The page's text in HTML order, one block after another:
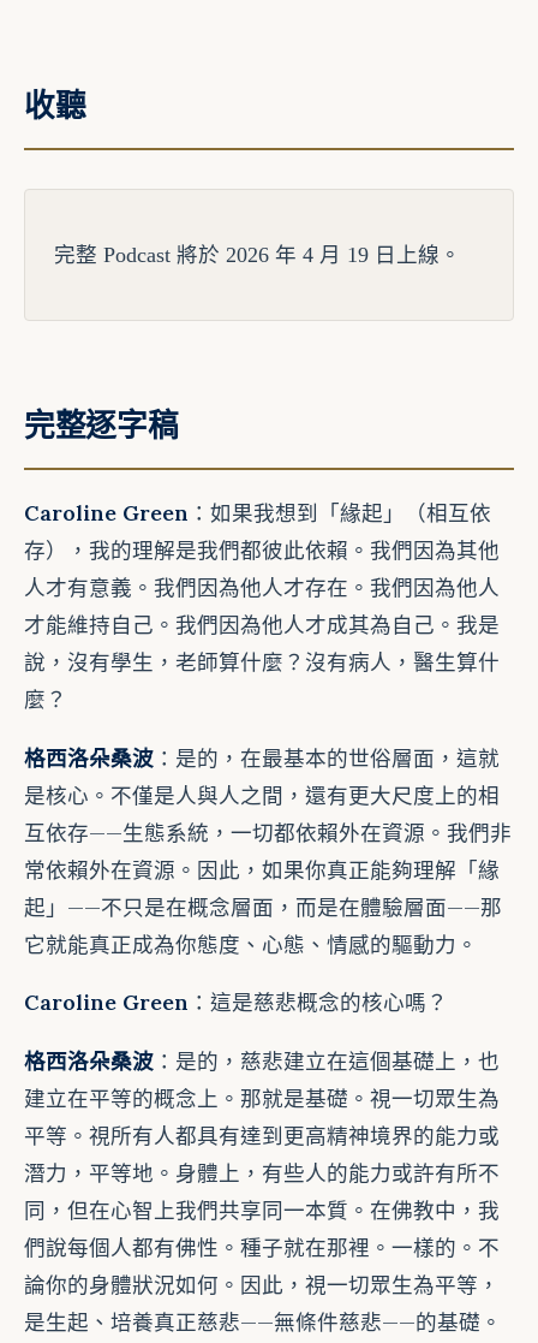
收聽
完整 Podcast 將於 2026 年 4 月 19 日上線。
完整逐字稿
Caroline Green ：如果我想到「緣起」（相互依
存），我的理解是我們都彼此依賴。我們因為其他
人才有意義。我們因為他人才存在。我們因為他人
才能維持自己。我們因為他人才成其為自己。我是
說，沒有學生，老師算什麼？沒有病人，醫生算什
麼？
格西洛朵桑波 ：是的，在最基本的世俗層面，這就
是核心。不僅是人與人之間，還有更大尺度上的相
互依存——生態系統，一切都依賴外在資源。我們非
常依賴外在資源。因此，如果你真正能夠理解「緣
起」——不只是在概念層面，而是在體驗層面——那
它就能真正成為你態度、心態、情感的驅動力。
Caroline Green ：這是慈悲概念的核心嗎？
格西洛朵桑波 ：是的，慈悲建立在這個基礎上，也
建立在平等的概念上。那就是基礎。視一切眾生為
平等。視所有人都具有達到更高精神境界的能力或
潛力，平等地。身體上，有些人的能力或許有所不
同，但在心智上我們共享同一本質。在佛教中，我
們說每個人都有佛性。種子就在那裡。一樣的。不
論你的身體狀況如何。因此，視一切眾生為平等，
是生起、培養真正慈悲——無條件慈悲——的基礎。